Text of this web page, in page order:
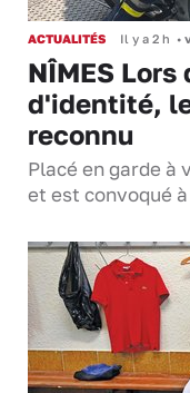
ACTUALITÉS Il y a 2 h •
NÎMES
d'identité,
reconnu
Placé en garde à
et est convoqué